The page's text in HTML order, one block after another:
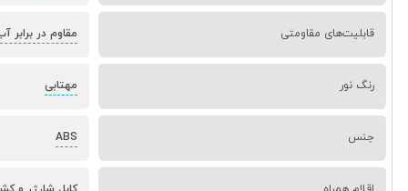
قابلیت‌های مقاومتی مقاوم در برابر
رنگ نور مهتابی
جنس ABS